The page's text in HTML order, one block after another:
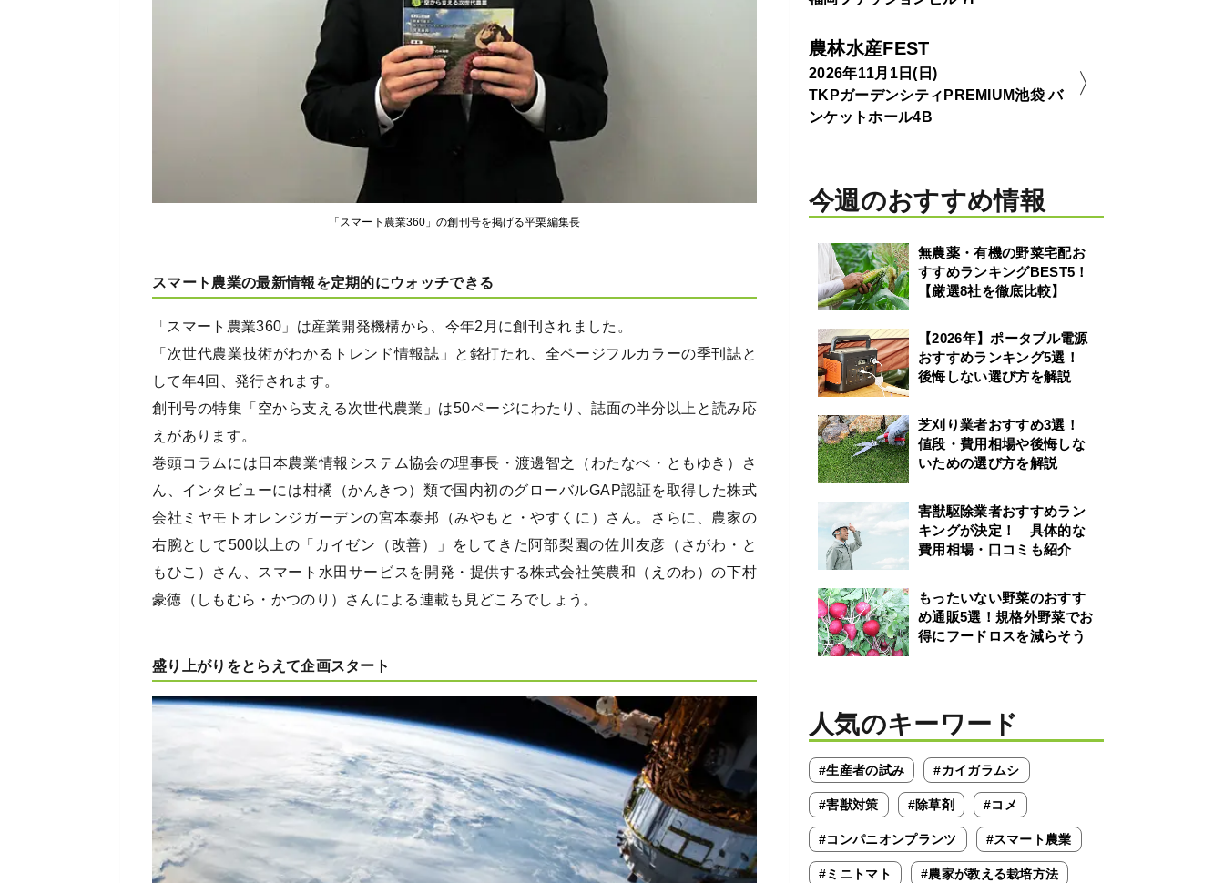
「スマート農業360」の創刊号を掲げる平栗編集長
スマート農業の最新情報を定期的にウォッチできる
「スマート農業360」は産業開発機構から、今年2月に創刊されました。
「次世代農業技術がわかるトレンド情報誌」と銘打たれ、全ページフルカラーの季刊誌と
して年4回、発行されます。
創刊号の特集「空から支える次世代農業」は50ページにわたり、誌面の半分以上と読み応
えがあります。
巻頭コラムには日本農業情報システム協会の理事長・渡邊智之（わたなべ・ともゆき）さ
ん、インタビューには柑橘（かんきつ）類で国内初のグローバルGAP認証を取得した株式
会社ミヤモトオレンジガーデンの宮本泰邦（みやもと・やすくに）さん。さらに、農家の
右腕として500以上の「カイゼン（改善）」をしてきた阿部梨園の佐川友彦（さがわ・と
もひこ）さん、スマート水田サービスを開発・提供する株式会社笑農和（えのわ）の下村
豪徳（しもむら・かつのり）さんによる連載も見どころでしょう。
盛り上がりをとらえて企画スタート
農林水産FEST
2026年11月1日(日)
TKPガーデンシティPREMIUM池袋 バ
ンケットホール4B
今週のおすすめ情報
無農薬・有機の野菜宅配お
すすめランキングBEST5！
【厳選8社を徹底比較】
【2026年】ポータブル電源
おすすめランキング5選！
後悔しない選び方を解説
芝刈り業者おすすめ3選！
値段・費用相場や後悔しな
いための選び方を解説
害獣駆除業者おすすめラン
キングが決定！ 具体的な
費用相場・口コミも紹介
もったいない野菜のおすす
め通販5選！規格外野菜でお
得にフードロスを減らそう
人気のキーワード
#生産者の試み #カイガラムシ
#害獣対策 #除草剤 #コメ
#コンパニオンプランツ #スマート農業
#ミニトマト #農家が教える栽培方法